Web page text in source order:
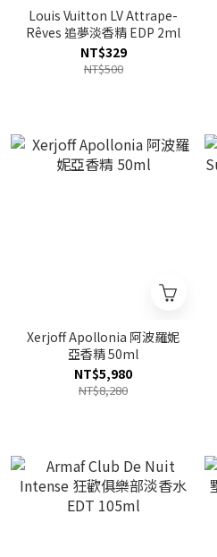
Louis Vuitton LV Attrape-
Rêves 追夢淡香精 EDP 2ml
NT$329
NT$500
Xerjoff Apollonia 阿波羅妮
亞香精 50ml
NT$5,980
NT$8,280